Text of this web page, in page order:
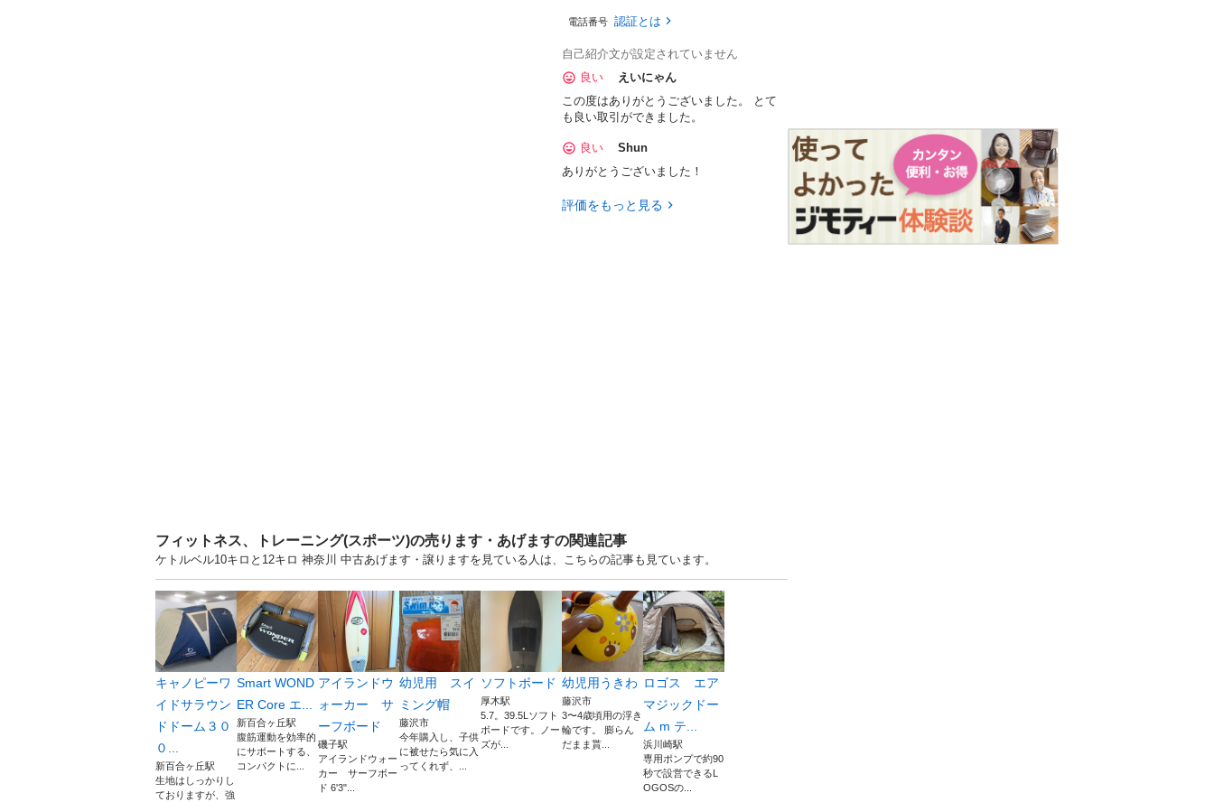
電話番号 認証とは
自己紹介文が設定されていません
良い
えいにゃん
この度はありがとうございました。 とて
も良い取引ができました。
良い
Shun
ありがとうございました！
評価をもっと見る
フィットネス、トレーニング(スポーツ)の売ります・あげますの関連記事
ケトルベル10キロと12キロ 神奈川 中古あげます・譲りますを見ている人は、こちらの記事も見ています。
キャノピーワ
イドサラウン
ドドーム３０
０...
新百合ヶ丘駅
生地はしっかりし
ておりますが、強
Smart WOND
ER Core エ...
新百合ヶ丘駅
腹筋運動を効率的
にサポートする、
コンパクトに...
アイランドウ
ォーカー サ
ーフボード
磯子駅
アイランドウォー
カー サーフボー
ド 6'3"...
幼児用 スイ
ミング帽
藤沢市
今年購入し、子供
に被せたら気に入
ってくれず、...
ソフトボード
厚木駅
5.7。39.5Lソフト
ボードです。ノー
ズが...
幼児用うきわ
藤沢市
3〜4歳頃用の浮き
輪です。 膨らん
だまま貰...
ロゴス エア
マジックドー
ム m テ...
浜川崎駅
専用ポンプで約90
秒で設営できるL
OGOSの...